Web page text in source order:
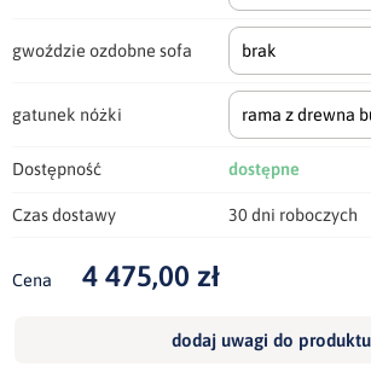
gwoździe ozdobne sofa brak
gatunek nóżki rama z drewna
Dostępność dostępne
Czas dostawy 30 dni roboczych
Cena 4 475,00 zł
dodaj uwagi do produktu